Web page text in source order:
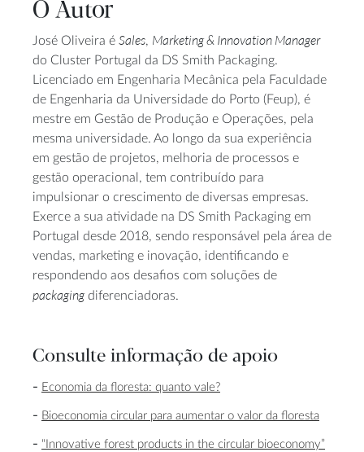
O Autor
José Oliveira é Sales, Marketing & Innovation Manager
do Cluster Portugal da DS Smith Packaging.
Licenciado em Engenharia Mecânica pela Faculdade
de Engenharia da Universidade do Porto (Feup), é
mestre em Gestão de Produção e Operações, pela
mesma universidade. Ao longo da sua experiência
em gestão de projetos, melhoria de processos e
gestão operacional, tem contribuído para
impulsionar o crescimento de diversas empresas.
Exerce a sua atividade na DS Smith Packaging em
Portugal desde 2018, sendo responsável pela área de
vendas, marketing e inovação, identificando e
respondendo aos desafios com soluções de
packagingdiferenciadoras.
Consulte informação de apoio
Economia da floresta: quanto vale?
Bioeconomia circular para aumentar o valor da floresta
“Innovative forest products in the circular bioeconomy”